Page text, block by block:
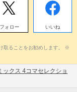
フォロー いいね
取ることをお勧めします。 ※
ックス 4コマセレクショ